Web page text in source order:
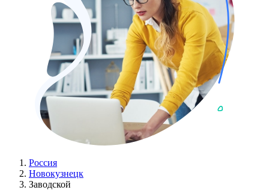
Россия
Новокузнецк
Заводской